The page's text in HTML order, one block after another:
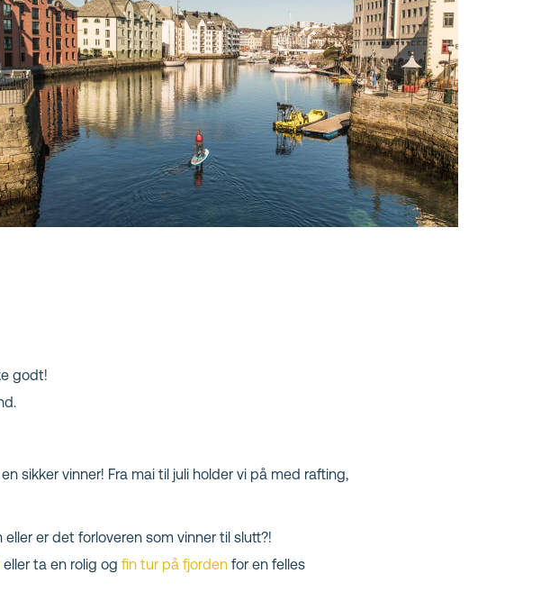
godt!
sikker vinner! Fra mai til juli holder vi på med rafting,
er det forloveren som vinner til slutt?!
eller ta en rolig og fin tur på fjorden for en felles